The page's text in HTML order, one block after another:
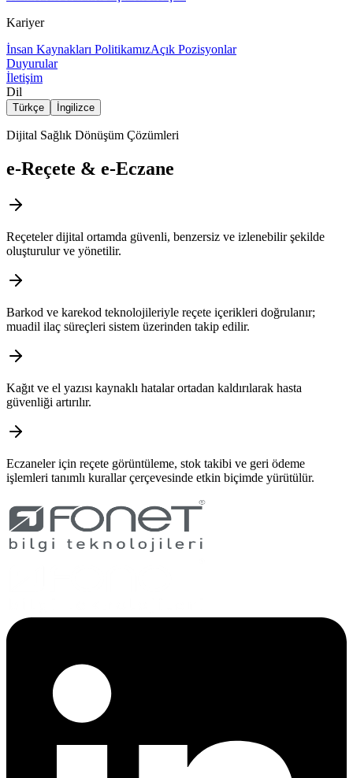
Kariyer
İnsan Kaynakları PolitikamızAçık Pozisyonlar
Duyurular
İletişim
Dil
Türkçe İngilizce
Dijital Sağlık Dönüşüm Çözümleri
e-Reçete & e-Eczane
Reçeteler dijital ortamda güvenli, benzersiz ve izlenebilir şekilde
oluşturulur ve yönetilir.
Barkod ve karekod teknolojileriyle reçete içerikleri doğrulanır;
muadil ilaç süreçleri sistem üzerinden takip edilir.
Kağıt ve el yazısı kaynaklı hatalar ortadan kaldırılarak hasta
güvenliği artırılır.
Eczaneler için reçete görüntüleme, stok takibi ve geri ödeme
işlemleri tanımlı kurallar çerçevesinde etkin biçimde yürütülür.